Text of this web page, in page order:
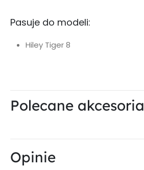
Pasuje do modeli:
Hiley Tiger 8
Polecane akcesoria
Opinie